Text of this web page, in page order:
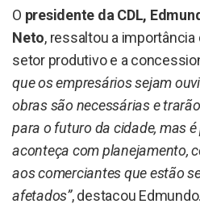
O presidente da CDL,
Neto, ressaltou a
setor produtivo e a
que os empresários sejam
obras são necessárias e
para o futuro da cidade, mas
aconteça com planejamento,
aos comerciantes que estão
afetados”, destacou Edmundo.